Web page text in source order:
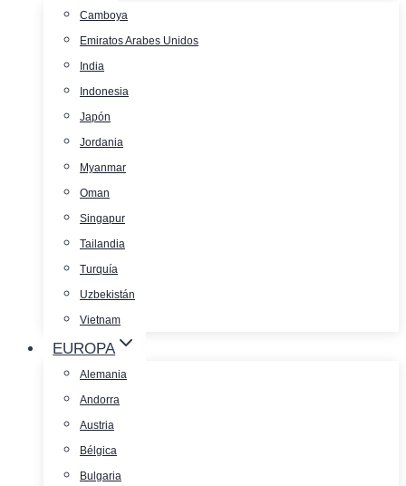
Camboya
Emiratos Arabes Unidos
India
Indonesia
Japón
Jordania
Myanmar
Oman
Singapur
Tailandia
Turquía
Uzbekistán
Vietnam
EUROPA
Alemania
Andorra
Austria
Bélgica
Bulgaria